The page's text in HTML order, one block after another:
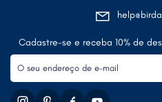
Cadastre-se e receba 10% de